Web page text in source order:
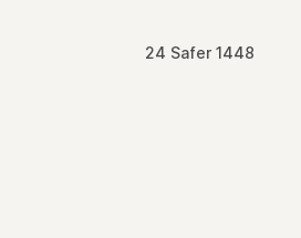
24 Safer 1448